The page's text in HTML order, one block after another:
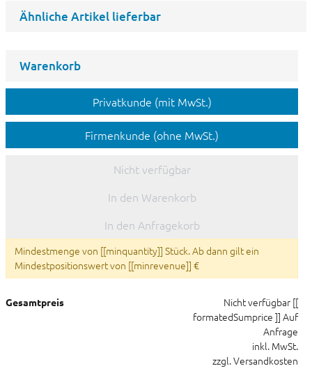
Ähnliche Artikel lieferbar
Warenkorb
Privatkunde (mit MwSt.)
Firmenkunde (ohne MwSt.)
Nicht verfügbar
In den Warenkorb
In den Anfragekorb
Mindestmenge von [[minquantity]] Stück. Ab dann gilt ein
Mindestpositionswert von [[minrevenue]] €
Gesamtpreis Nicht verfügbar [[
formatedSumprice ]] Auf
Anfrage
inkl. MwSt.
zzgl. Versandkosten